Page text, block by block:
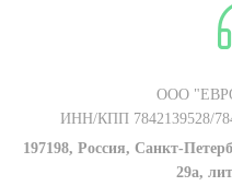
ООО
ИНН/КПП 7842139528/
197198, Россия, Санкт-
29а,